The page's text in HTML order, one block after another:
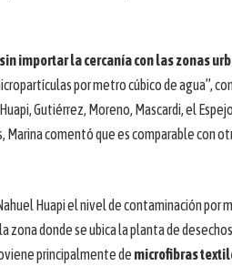
importar la cercanía con las zonas
por metro cúbico de agua”,
Gutiérrez, Moreno, Mascardi, el Espejo
Marina comentó que es comparable con
Huapi el nivel de contaminación por
zona donde se ubica la planta de
principalmente de microfibras